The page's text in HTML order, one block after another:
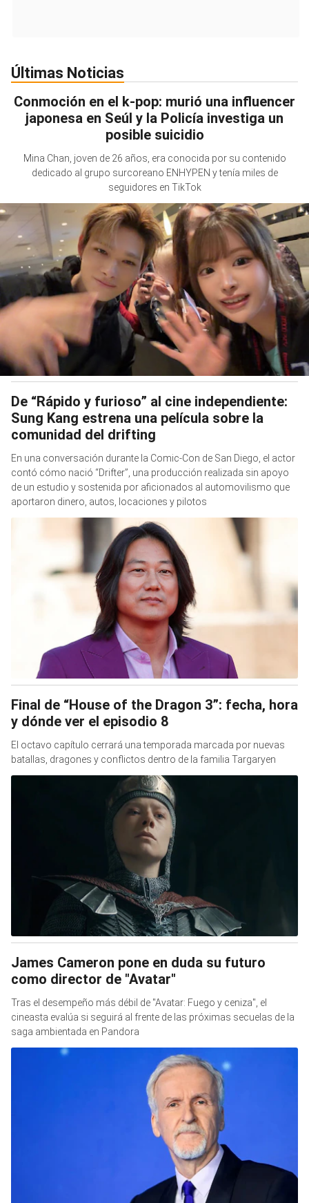
Últimas Noticias
Conmoción en el k-pop: murió una influencer
japonesa en Seúl y la Policía investiga un
posible suicidio
Mina Chan, joven de 26 años, era conocida por su contenido
dedicado al grupo surcoreano ENHYPEN y tenía miles de
seguidores en TikTok
De “Rápido y furioso” al cine independiente:
Sung Kang estrena una película sobre la
comunidad del drifting
En una conversación durante la Comic-Con de San Diego, el actor
contó cómo nació “Drifter”, una producción realizada sin apoyo
de un estudio y sostenida por aficionados al automovilismo que
aportaron dinero, autos, locaciones y pilotos
Final de “House of the Dragon 3”: fecha, hora
y dónde ver el episodio 8
El octavo capítulo cerrará una temporada marcada por nuevas
batallas, dragones y conflictos dentro de la familia Targaryen
James Cameron pone en duda su futuro
como director de "Avatar"
Tras el desempeño más débil de "Avatar: Fuego y ceniza", el
cineasta evalúa si seguirá al frente de las próximas secuelas de la
saga ambientada en Pandora